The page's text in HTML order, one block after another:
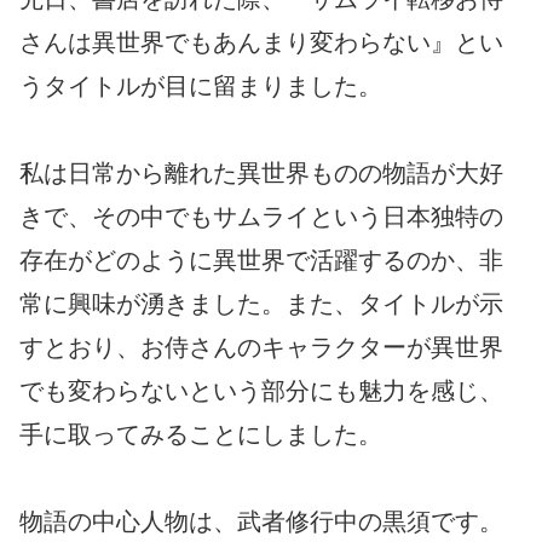
さんは異世界でもあんまり変わらない』とい
うタイトルが目に留まりました。
私は日常から離れた異世界ものの物語が大好
きで、その中でもサムライという日本独特の
存在がどのように異世界で活躍するのか、非
常に興味が湧きました。また、タイトルが示
すとおり、お侍さんのキャラクターが異世界
でも変わらないという部分にも魅力を感じ、
手に取ってみることにしました。
物語の中心人物は、武者修行中の黒須です。